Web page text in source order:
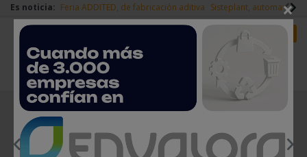
Es noticia: Feria ADDITED, de fabricación aditiva Sisteplant,
Redes Sociales Login empresas
EMPRESAS PREMIUM
×